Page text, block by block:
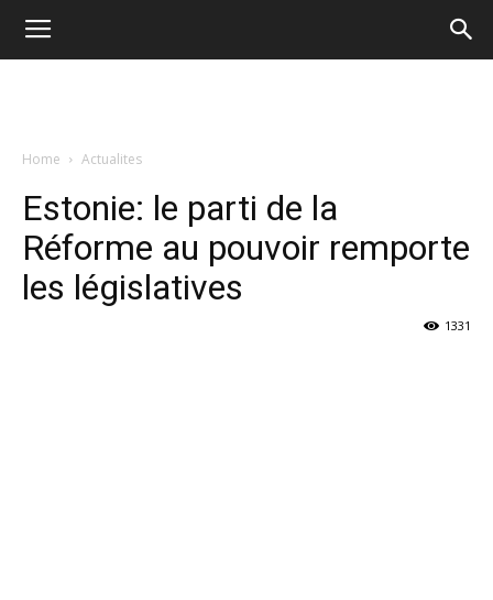
Home Actualites
Estonie: le parti de la
Réforme au pouvoir remporte
les législatives
1331